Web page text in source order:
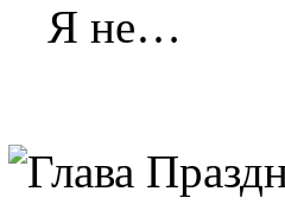
Я не…